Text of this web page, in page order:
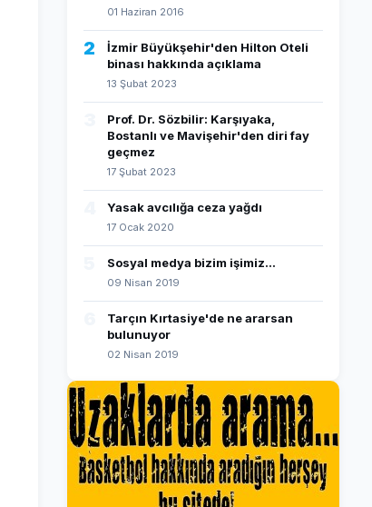
01 Haziran 2016
2
İzmir Büyükşehir'den Hilton Oteli
binası hakkında açıklama
13 Şubat 2023
Prof. Dr. Sözbilir: Karşıyaka,
Bostanlı ve Mavişehir'den diri fay
geçmez
17 Şubat 2023
Yasak avcılığa ceza yağdı
17 Ocak 2020
Sosyal medya bizim işimiz...
09 Nisan 2019
Tarçın Kırtasiye'de ne ararsan
bulunuyor
02 Nisan 2019